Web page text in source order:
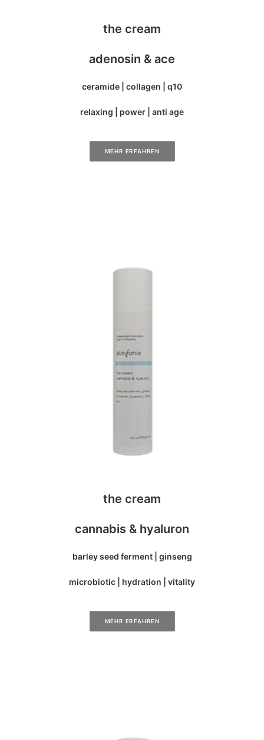
the cream
adenosin & ace
ceramide | collagen | q10
relaxing | power | anti age
MEHR ERFAHREN
the cream
cannabis & hyaluron
barley seed ferment | ginseng
microbiotic | hydration | vitality
MEHR ERFAHREN